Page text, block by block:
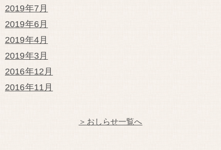
2019年7月
2019年6月
2019年4月
2019年3月
2016年12月
2016年11月
＞おしらせ一覧へ